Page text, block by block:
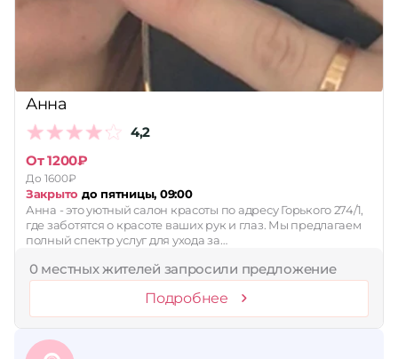
Анна
4,2
От 1200₽
До 1600₽
Закрыто до пятницы, 09:00
Анна - это уютный салон красоты по адресу Горького 274/1,
где заботятся о красоте ваших рук и глаз. Мы предлагаем
полный спектр услуг для ухода за…
0 местных жителей запросили предложение
Подробнее